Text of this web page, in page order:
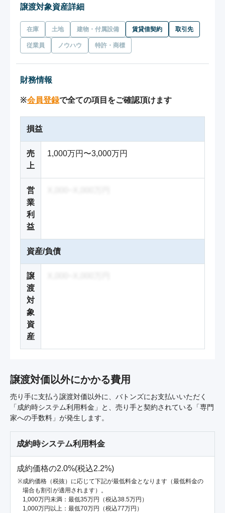
譲渡対象資産詳細
在庫 土地 建物・付属設備 賃貸借契約 取引先
従業員 ノウハウ 特許・商標
財務情報
※会員登録で全ての項目をご確認頂けます
損益
売
上
1,000万円〜3,000万円
営
業
利
益
資産/負債
譲
渡
対
象
資
産
譲渡対価以外にかかる費用
売り手に支払う譲渡対価以外に、バトンズにお支払いいただく
「成約時システム利用料金」と、売り手と契約されている「専門
家への手数料」が発生します。
成約時システム利用料金
成約価格の2.0%(税込2.2%)
成約価格（税抜）に応じて下記が最低料金となります（最低料金の
場合も割引が適用されます）。
1,000万円未満：最低35万円（税込38.5万円）
1,000万円以上：最低70万円（税込77万円）